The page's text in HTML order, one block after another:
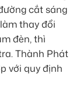
cắt sáng
thay đổi
đèn, thì
Thành Phát
với quy định